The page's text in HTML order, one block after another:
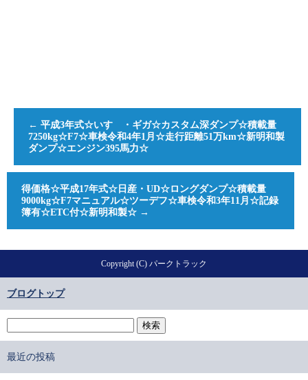
← 平成3年式☆いすゞ・ギガ☆カスタム深ダンプ☆積載量
7250kg☆F7☆車検令和4年1月☆走行距離51万km☆新明和製
ダンプ☆エンジン395馬力☆
得価格☆平成17年式☆日産・UD☆ロングダンプ☆積載量
9000kg☆F7マニュアル☆ツーデフ☆車検令和3年11月☆記録
簿有☆ETC付☆新明和製☆ →
Copyright (C) パークトラック
ブログトップ
最近の投稿